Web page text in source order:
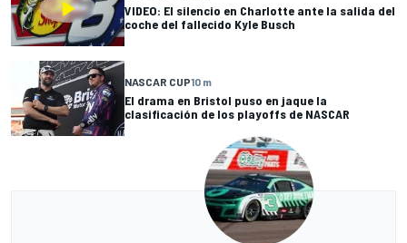
VIDEO: El silencio en Charlotte ante la salida del
coche del fallecido Kyle Busch
NASCAR CUP10 m
El drama en Bristol puso en jaque la
clasificación de los playoffs de NASCAR